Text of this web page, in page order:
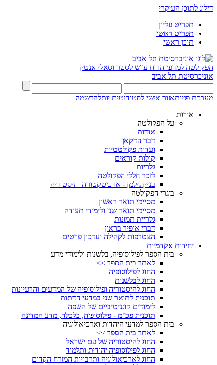
דילוג לתוכן העיקרי
תפריט עליון
תפריט ראשי
תוכן ראשי
הפקולטה למדעי הרוח ע"ש לסטר וסאלי אנטין
אוניברסיטת תל אביב
מערכת פניותאזור אישי לסטודנטים.יותלהרשמה
אודות
על הפקולטה
אודות
דבר הדקאן
ועדות פקולטטיות
קולות קוראים
גלריות
לזכר חללי הפקולטה
בניין גילמן - ארכיטקטורה והיסטוריה
בוגרי הפקולטה
מסיימי תואר ראשון
מסיימי תואר שני ולימודי תעודה
גלריית תמונות
דברי אופיר בראון
הצטרפות לקהילה ועדכון פרטים
יחידות אקדמיות
בית הספר לפילוסופיה, בלשנות ולימודי מדע
לאתר בית הספר >>
החוג לפילוסופיה
החוג לבלשנות
החוג להיסטוריה ופילוסופיה של המדעים והרעיונות
תוכנית לתואר שני במדעי הדתות
לימודים קוגניטיביים של השפה
תוכנית פכ"מ - פילוסופיה, כלכלה, מדע המדינה
בית הספר למדעי היהדות וארכיאולוגיה
לאתר בית הספר >>
החוג להיסטוריה של עם ישראל
החוג לפילוסופיה יהודית ותלמוד
החוג לארכיאולוגיה ותרבויות המזרח הקדום